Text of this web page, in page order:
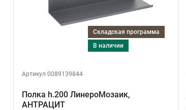
Складская программа
в наличии
Артикул 0089139844
Полка h.200 ЛинероМозаик,
АНТРАЦИТ